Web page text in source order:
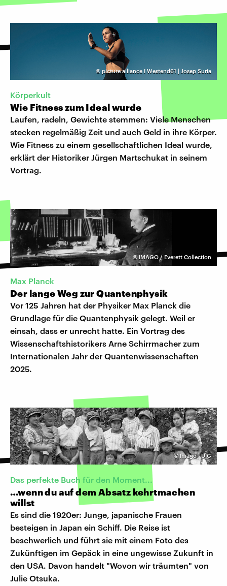
© picture alliance I Westend61 | Josep Suria
Körperkult
Wie Fitness zum Ideal wurde
Laufen, radeln, Gewichte stemmen: Viele Menschen
stecken regelmäßig Zeit und auch Geld in ihre Körper.
Wie Fitness zu einem gesellschaftlichen Ideal wurde,
erklärt der Historiker Jürgen Martschukat in seinem
Vortrag.
©IMAGO / Everett Collection
Max Planck
Der lange Weg zur Quantenphysik
Vor 125 Jahren hat der Physiker Max Planck die
Grundlage für die Quantenphysik gelegt. Weil er
einsah, dass er unrecht hatte. Ein Vortrag des
Wissenschaftshistorikers Arne Schirrmacher zum
Internationalen Jahr der Quantenwissenschaften
2025.
©Imago | UIG
Das perfekte Buch für den Moment...
…wenn du auf dem Absatz kehrtmachen
willst
Es sind die 1920er: Junge, japanische Frauen
besteigen in Japan ein Schiff. Die Reise ist
beschwerlich und führt sie mit einem Foto des
Zukünftigen im Gepäck in eine ungewisse Zukunft in
den USA. Davon handelt "Wovon wir träumten" von
Julie Otsuka.